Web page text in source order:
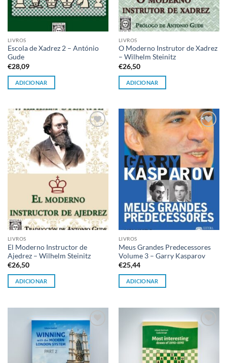
LIVROS
Escola de Xadrez 2 – António
Gude
€28,09
ADICIONAR
LIVROS
O Moderno Instrutor de Xadrez
– Wilhelm Steinitz
€26,50
ADICIONAR
Adicionar
à lista de
desejos
LIVROS
El Moderno Instructor de
Ajedrez – Wilhelm Steinitz
€26,50
ADICIONAR
Adicionar
à lista de
desejos
LIVROS
Meus Grandes Predecessores
Volume 3 – Garry Kasparov
€25,44
ADICIONAR
Adicionar
à lista de
desejos
desejos